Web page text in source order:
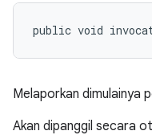
public void
Melaporkan dimulainya
Akan dipanggil secara